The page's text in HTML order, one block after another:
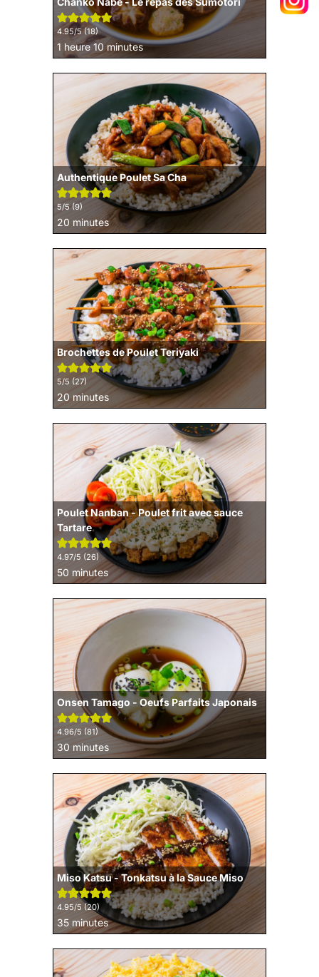
4.95/5 (18)
1 heure
heure 10 minutes
minutes
Authentique Poulet Sa Cha
5/5 (9)
20 minutes
minutes
Brochettes de Poulet Teriyaki
5/5 (27)
20 minutes
minutes
Poulet Nanban - Poulet frit avec sauce
Tartare
4.97/5 (26)
50 minutes
minutes
Onsen Tamago - Oeufs Parfaits Japonais
4.96/5 (81)
30 minutes
minutes
Miso Katsu - Tonkatsu à la Sauce Miso
4.95/5 (20)
35minutes
minutes